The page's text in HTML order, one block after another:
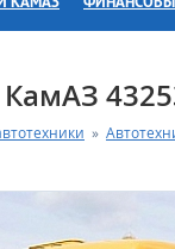
»